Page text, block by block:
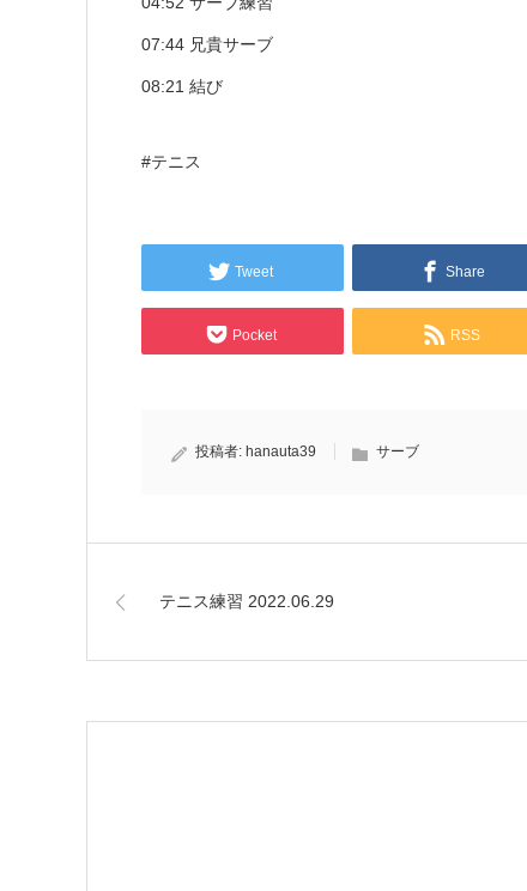
07:44 兄貴サーブ
08:21 結び
#テニス
Tweet Share
Pocket RSS
投稿者: hanauta39 サーブ
テニス練習 2022.06.29